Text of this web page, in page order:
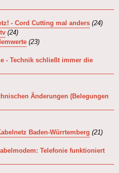
- Cord Cutting mal anders (24)
(24)
(23)
- Technik schließt immer die
Änderungen (Belegungen
Baden-Würrtemberg (21)
Telefonie funktioniert